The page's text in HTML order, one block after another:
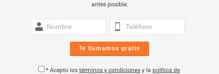
antes posible.
Te llamamos gratis
* Acepto los términos y condiciones y la política de